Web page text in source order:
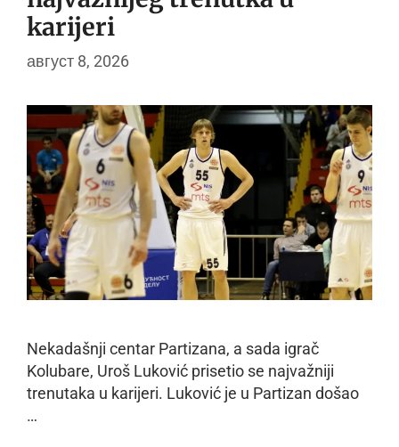
karijeri
август 8, 2026
Nekadašnji centar Partizana, a sada igrač
Kolubare, Uroš Luković prisetio se najvažniji
trenutaka u karijeri. Luković je u Partizan došao
…